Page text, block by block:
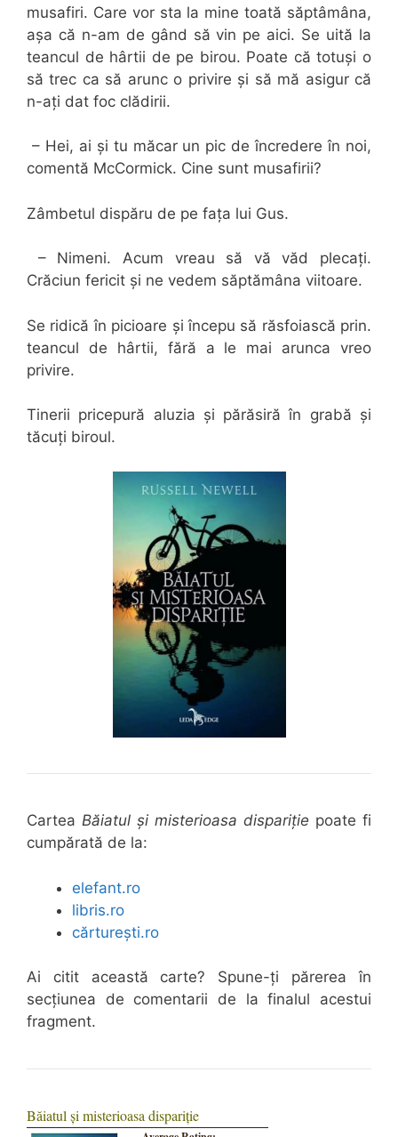
musafiri. Care vor sta la mine toată săptâmâna,
așa că n-am de gând să vin pe aici. Se uită la
teancul de hârtii de pe birou. Poate că totuși o
să trec ca să arunc o privire și să mă asigur că
n-ați dat foc clădirii.
– Hei, ai și tu măcar un pic de încredere în noi,
comentă McCormick. Cine sunt musafirii?
Zâmbetul dispăru de pe fața lui Gus.
– Nimeni. Acum vreau să vă văd plecați.
Crăciun fericit și ne vedem săptămâna viitoare.
Se ridică în picioare și începu să răsfoiască prin.
teancul de hârtii, fără a le mai arunca vreo
privire.
Tinerii pricepură aluzia și părăsiră în grabă și
tăcuți biroul.
Cartea Băiatul și misterioasa dispariție poate fi
cumpărată de la:
elefant.ro
libris.ro
cărturești.ro
Ai citit această carte? Spune-ți părerea în
secțiunea de comentarii de la finalul acestui
fragment.
Băiatul și misterioasa dispariție